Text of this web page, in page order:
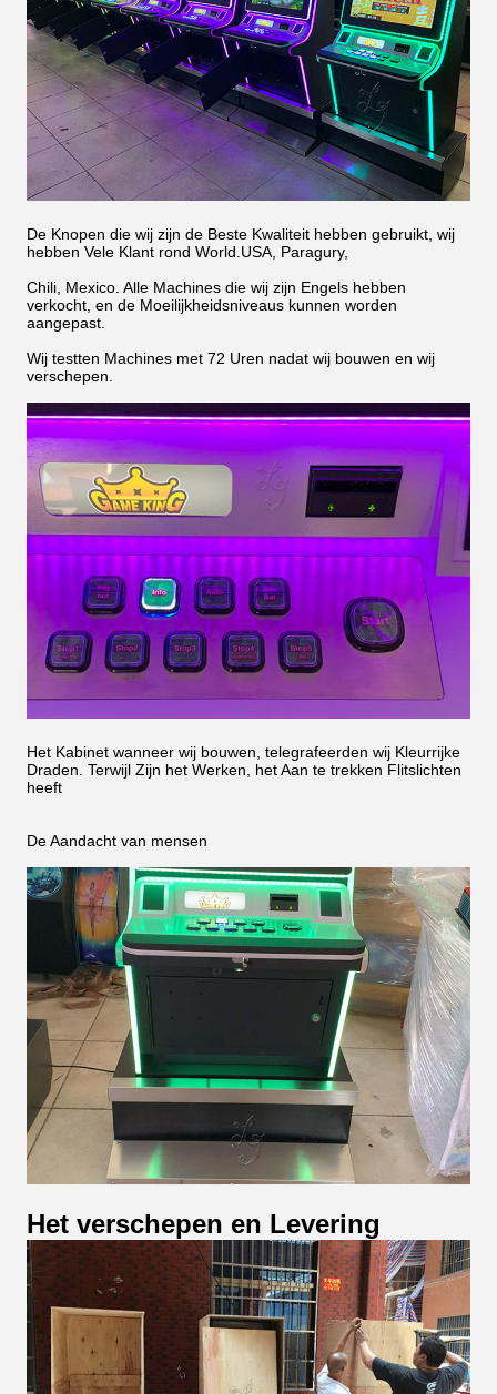
De Knopen die wij zijn de Beste Kwaliteit hebben gebruikt, wij
hebben Vele Klant rond World.USA, Paragury,
Chili, Mexico. Alle Machines die wij zijn Engels hebben
verkocht, en de Moeilijkheidsniveaus kunnen worden
aangepast.
Wij testten Machines met 72 Uren nadat wij bouwen en wij
verschepen.
Het Kabinet wanneer wij bouwen, telegrafeerden wij Kleurrijke
Draden. Terwijl Zijn het Werken, het Aan te trekken Flitslichten
heeft
De Aandacht van mensen
Het verschepen en Levering